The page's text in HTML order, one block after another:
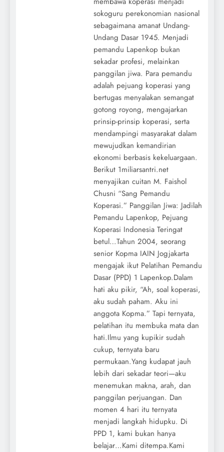
sokoguru perekonomian nasional
sebagaimana amanat Undang-
Undang Dasar 1945. Menjadi
pemandu Lapenkop bukan
sekadar profesi, melainkan
panggilan jiwa. Para pemandu
adalah pejuang koperasi yang
bertugas menyalakan semangat
gotong royong, mengajarkan
prinsip-prinsip koperasi, serta
mendampingi masyarakat dalam
mewujudkan kemandirian
ekonomi berbasis kekeluargaan.
Berikut 1miliarsantri.net
menyajikan cuitan M. Faishol
Chusni “Sang Pemandu
Koperasi.” Panggilan Jiwa: Jadilah
Pemandu Lapenkop, Pejuang
Koperasi Indonesia Teringat
betul…Tahun 2004, seorang
senior Kopma IAIN Jogjakarta
mengajak ikut Pelatihan Pemandu
Dasar (PPD) 1 Lapenkop.Dalam
hati aku pikir, “Ah, soal koperasi,
aku sudah paham. Aku ini
anggota Kopma.” Tapi ternyata,
pelatihan itu membuka mata dan
hati.Ilmu yang kupikir sudah
cukup, ternyata baru
permukaan.Yang kudapat jauh
lebih dari sekadar teori—aku
menemukan makna, arah, dan
panggilan perjuangan. Dan
momen 4 hari itu ternyata
menjadi langkah hidupku. Di
PPD 1, kami bukan hanya
belajar…Kami ditempa.Kami